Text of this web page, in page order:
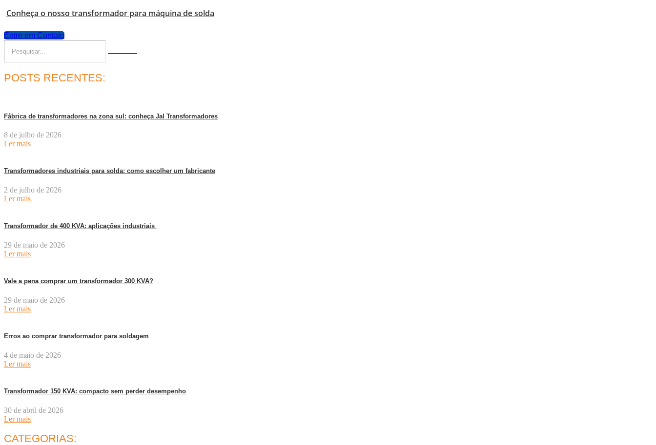
Conheça o nosso transformador para máquina de solda
Entre em Contato
POSTS RECENTES:
Fábrica de transformadores na zona sul: conheça Jal Transformadores
8 de julho de 2026
Ler mais
Transformadores industriais para solda: como escolher um fabricante
2 de julho de 2026
Ler mais
Transformador de 400 KVA: aplicações industriais
29 de maio de 2026
Ler mais
Vale a pena comprar um transformador 300 KVA?
29 de maio de 2026
Ler mais
Erros ao comprar transformador para soldagem
4 de maio de 2026
Ler mais
Transformador 150 KVA: compacto sem perder desempenho
30 de abril de 2026
Ler mais
CATEGORIAS: